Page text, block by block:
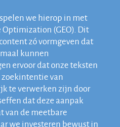
we hierop in met
(GEO). Dit
zó vormgeven dat
kunnen
ervoor dat onze teksten
van
te verwerken zijn door
dat deze aanpak
van de meetbare
we investeren bewust in